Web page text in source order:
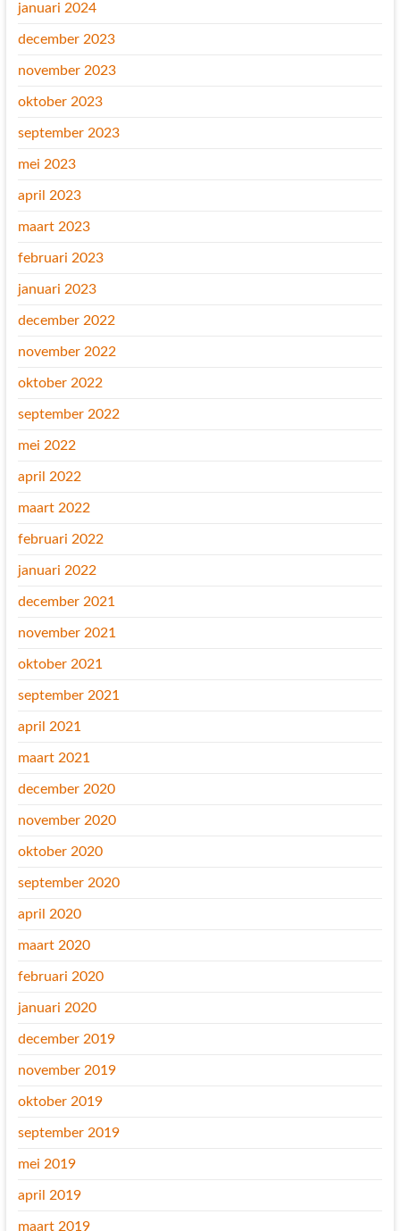
januari 2024
december 2023
november 2023
oktober 2023
september 2023
mei 2023
april 2023
maart 2023
februari 2023
januari 2023
december 2022
november 2022
oktober 2022
september 2022
mei 2022
april 2022
maart 2022
februari 2022
januari 2022
december 2021
november 2021
oktober 2021
september 2021
april 2021
maart 2021
december 2020
november 2020
oktober 2020
september 2020
april 2020
maart 2020
februari 2020
januari 2020
december 2019
november 2019
oktober 2019
september 2019
mei 2019
april 2019
maart 2019